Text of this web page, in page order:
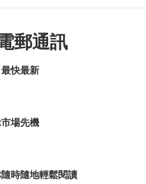
郵通訊
快最新
場先機
時隨地輕鬆閱讀